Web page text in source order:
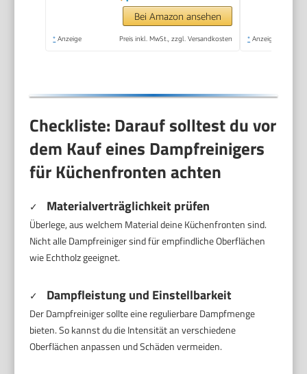
Bei Amazon ansehen
* Anzeige Preis inkl. MwSt., zzgl. Versandkosten * Anzeige
Checkliste: Darauf solltest du vor
dem Kauf eines Dampfreinigers
für Küchenfronten achten
✓ Materialverträglichkeit prüfen
Überlege, aus welchem Material deine Küchenfronten sind.
Nicht alle Dampfreiniger sind für empfindliche Oberflächen
wie Echtholz geeignet.
✓ Dampfleistung und Einstellbarkeit
Der Dampfreiniger sollte eine regulierbare Dampfmenge
bieten. So kannst du die Intensität an verschiedene
Oberflächen anpassen und Schäden vermeiden.